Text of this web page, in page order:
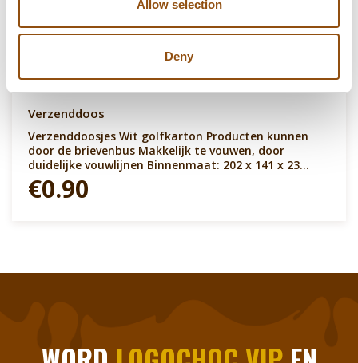
Allow selection
Deny
Verzenddoos
Verzenddoosjes Wit golfkarton Producten kunnen
door de brievenbus Makkelijk te vouwen, door
duidelijke vouwlijnen Binnenmaat: 202 x 141 x 23
Doosje weegt leeg ca. 40 gram Handzaam in bundels
Op pallets aan geleverd Korte levertijd
€0.90